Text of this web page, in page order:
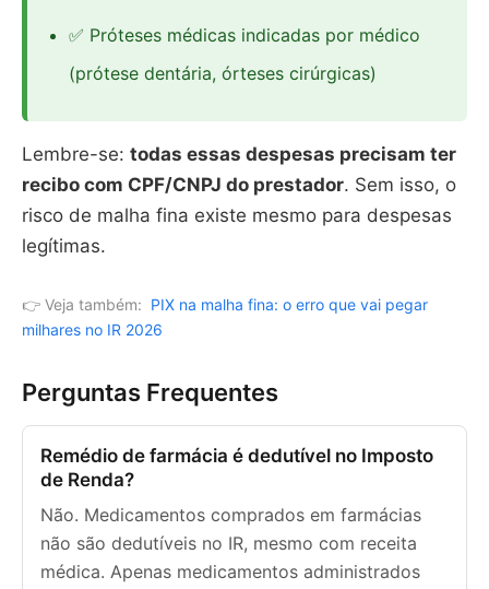
✅ Próteses médicas indicadas por médico
(prótese dentária, órteses cirúrgicas)
Lembre-se: todas essas despesas precisam ter
recibo com CPF/CNPJ do prestador. Sem isso, o
risco de malha fina existe mesmo para despesas
legítimas.
👉 Veja também: PIX na malha fina: o erro que vai pegar
milhares no IR 2026
Perguntas Frequentes
Remédio de farmácia é dedutível no Imposto
de Renda?
Não. Medicamentos comprados em farmácias
não são dedutíveis no IR, mesmo com receita
médica. Apenas medicamentos administrados